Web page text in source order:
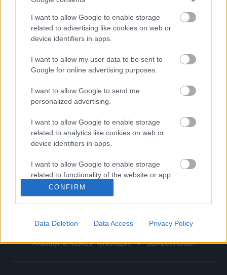
I want to allow Google to enable storage
related to advertising like cookies on web or
device identifiers in apps.
I want to allow my user data to be sent to
Google for online advertising purposes.
I want to allow Google to send me
personalized advertising.
I want to allow Google to enable storage
related to analytics like cookies on web or
device identifiers in apps.
I want to allow Google to enable storage
related to functionality of the website or app.
I want to allow Google to enable storage
related to personalization.
I want to allow Google to enable storage
functionality and fraud prevention, and other
CONFIRM
Data Deletion Data Access Privacy Policy
SZÉPSÉG
„A szilárd sampon születése a
véletlen műve volt" - interjú a Lush
társalapítójával, Mo Constantine-nal
Címke innovatív szépségtermék
Archívum Impresszum
Rólunk
Szerkesztőségi küldetés
Médiaajánlat
Akadálymentesítési nyilatkozat
Süti beállítások